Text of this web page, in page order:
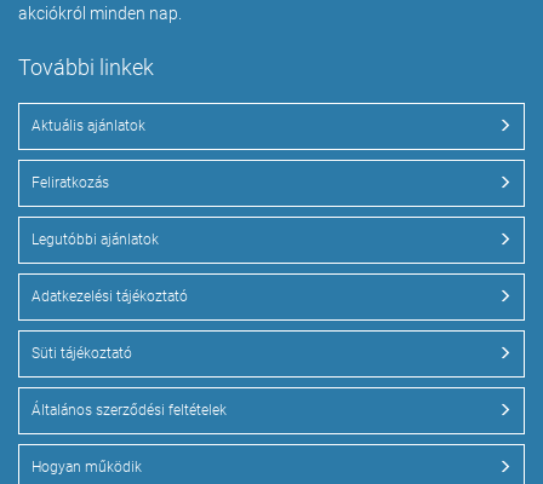
akciókról minden nap.
További linkek
Aktuális ajánlatok
Feliratkozás
Legutóbbi ajánlatok
Adatkezelési tájékoztató
Süti tájékoztató
Általános szerződési feltételek
Hogyan működik